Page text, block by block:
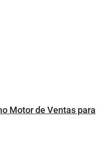
Motor de Ventas para